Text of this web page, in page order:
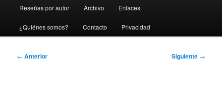
Reseñas por autor Archivo Enlaces
¿Quiénes somos? Contacto Privacidad
Navegación
← Anterior Siguiente →